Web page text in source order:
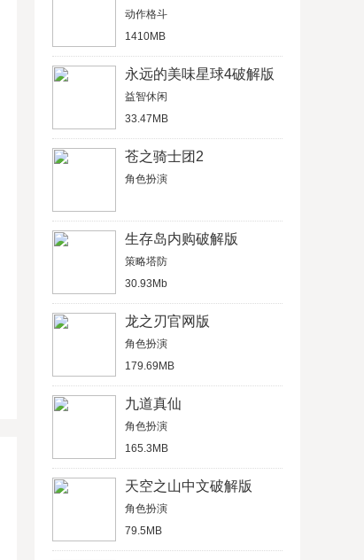
动作格斗
1410MB
永远的美味星球4破解版
益智休闲
33.47MB
苍之骑士团2
角色扮演
生存岛内购破解版
策略塔防
30.93Mb
龙之刃官网版
角色扮演
179.69MB
九道真仙
角色扮演
165.3MB
天空之山中文破解版
角色扮演
79.5MB